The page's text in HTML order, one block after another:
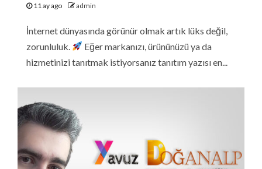
11 ay ago admin
İnternet dünyasında görünür olmak artık lüks değil,
zorunluluk.
Eğer markanızı, ürününüzü ya da
hizmetinizi tanıtmak istiyorsanız tanıtım yazısı en...